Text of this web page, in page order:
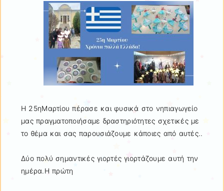
Η 25ηΜαρτίου πέρασε και φυσικά στο νηπιαγωγείο
μας πραγματοποιήσαμε δραστηριότητες σχετικές με
το θέμα και σας παρουσιάζουμε κάποιες από αυτές..
Δύο πολύ σημαντικές γιορτές γιορτάζουμε αυτή την
ημέρα.Η πρώτη